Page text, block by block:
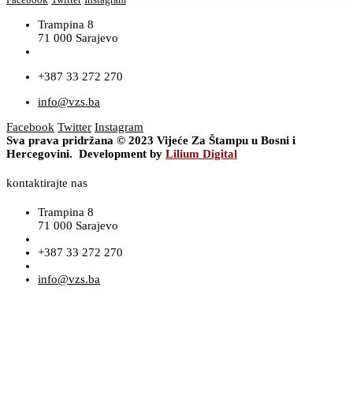
Trampina 8
71 000 Sarajevo
+387 33 272 270
info@vzs.ba
Facebook Twitter Instagram
Sva prava pridržana © 2023 Vijeće Za Štampu u Bosni i
Hercegovini. Development by Lilium Digital
kontaktirajte nas
Trampina 8
71 000 Sarajevo
+387 33 272 270
info@vzs.ba